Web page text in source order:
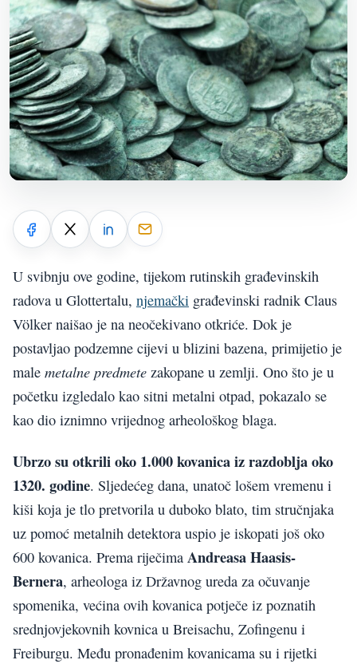
U svibnju ove godine, tijekom rutinskih građevinskih
radova u Glottertalu, njemački građevinski radnik Claus
Völker naišao je na neočekivano otkriće. Dok je
postavljao podzemne cijevi u blizini bazena, primijetio je
male metalne predmete zakopane u zemlji. Ono što je u
početku izgledalo kao sitni metalni otpad, pokazalo se
kao dio iznimno vrijednog arheološkog blaga.
Ubrzo su otkrili oko 1.000 kovanica iz razdoblja oko
1320. godine. Sljedećeg dana, unatoč lošem vremenu i
kiši koja je tlo pretvorila u duboko blato, tim stručnjaka
uz pomoć metalnih detektora uspio je iskopati još oko
600 kovanica. Prema riječima Andreasa Haasis-
Bernera, arheologa iz Državnog ureda za očuvanje
spomenika, većina ovih kovanica potječe iz poznatih
srednjovjekovnih kovnica u Breisachu, Zofingenu i
Freiburgu. Među pronađenim kovanicama su i rijetki